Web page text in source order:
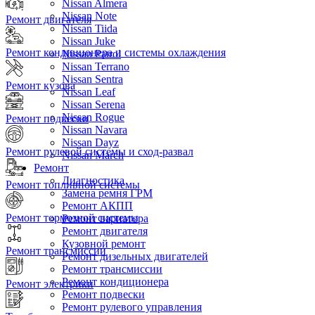
Nissan Almera
Nissan Note
Nissan Tiida
Nissan Juke
Nissan Patrol
Nissan Terrano
Nissan Sentra
Nissan Leaf
Nissan Serena
Nissan Rogue
Nissan Navara
Nissan Dayz
Nissan March
Ремонт
Диагностика
Замена ремня ГРМ
Ремонт АКПП
Ремонт вариатора
Ремонт двигателя
Кузовной ремонт
Ремонт дизельных двигателей
Ремонт трансмиссии
Ремонт кондиционера
Ремонт подвески
Ремонт рулевого управления
Ремонт двигателя
Ремонт кондиционера и системы охлаждения
Ремонт кузова
Ремонт подвески
Ремонт рулевой системы и сход-развал
Ремонт топливной системы
Ремонт тормозной системы
Ремонт трансмиссии
Ремонт электрики